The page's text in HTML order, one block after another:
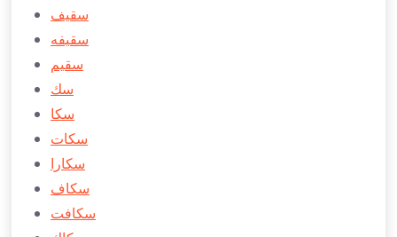
سقیف
سقیفه
سقیم
سك
سكا
سكات
سكارا
سكاف
سكافت